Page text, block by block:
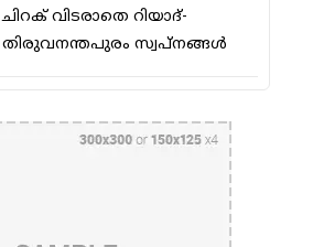
ചിറക് വിടരാതെ റിയാദ്-
തിരുവനന്തപുരം സ്വപ്നങ്ങള്‍